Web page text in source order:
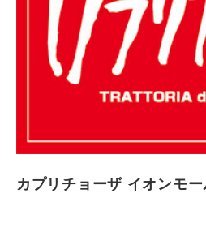
カプリチョーザ イオンモ